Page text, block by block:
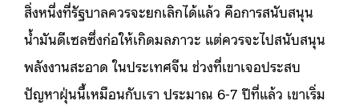
สิ่งหนึ่งที่รัฐบาลควรจะยกเลิกได้แล้ว คือการสนับสนุน
น้ำมันดีเซลซึ่งก่อให้เกิดมลภาวะ แต่ควรจะไปสนับสนุน
พลังงานสะอาด ในประเทศจีน ช่วงที่เขาเจอประสบ
ปัญหาฝุ่นนี้เหมือนกับเรา ประมาณ 6-7 ปีที่แล้ว เขาเริ่ม